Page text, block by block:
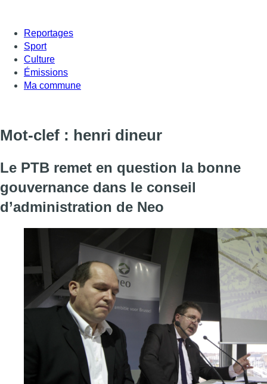
Reportages
Sport
Culture
Émissions
Ma commune
Mot-clef : henri dineur
Le PTB remet en question la bonne
gouvernance dans le conseil
d’administration de Neo